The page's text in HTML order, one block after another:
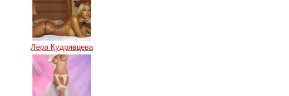
Лера Кудрявцева